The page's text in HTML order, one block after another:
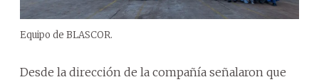
Equipo de BLASCOR.
Desde la dirección de la compañía señalaron que